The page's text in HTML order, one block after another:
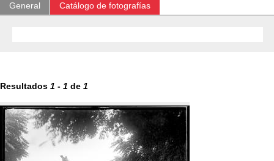
General Catálogo de fotografías
Resultados 1 - 1 de 1